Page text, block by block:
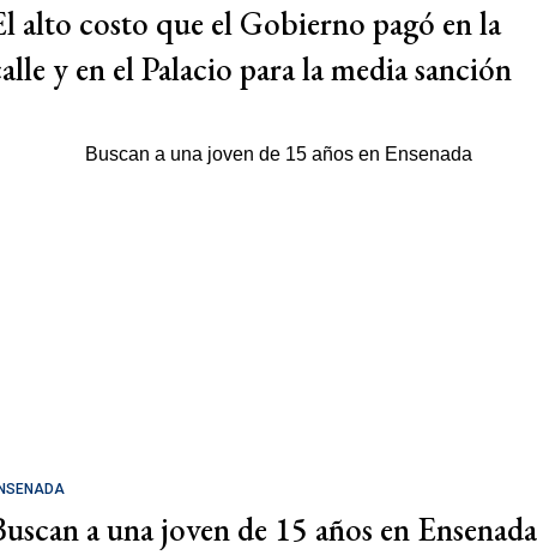
alto costo que el Gobierno pagó en la
y en el Palacio para la media sanción
a una joven de 15 años en Ensenada